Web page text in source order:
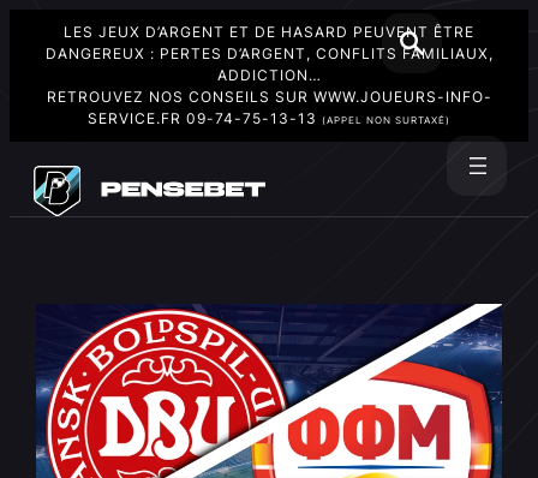
LES JEUX D’ARGENT ET DE HASARD PEUVENT ÊTRE
DANGEREUX : PERTES D’ARGENT, CONFLITS FAMILIAUX,
ADDICTION…
RETROUVEZ NOS CONSEILS SUR WWW.JOUEURS-INFO-
SERVICE.FR 09-74-75-13-13 (APPEL NON SURTAXÉ)
contenu